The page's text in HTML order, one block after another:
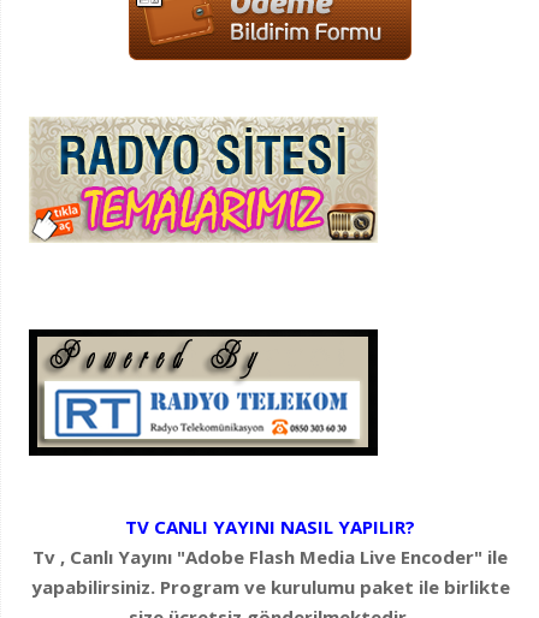
TV CANLI YAYINI NASIL YAPILIR?
Tv , Canlı Yayını "Adobe Flash Media Live Encoder" ile
yapabilirsiniz. Program ve kurulumu paket ile birlikte